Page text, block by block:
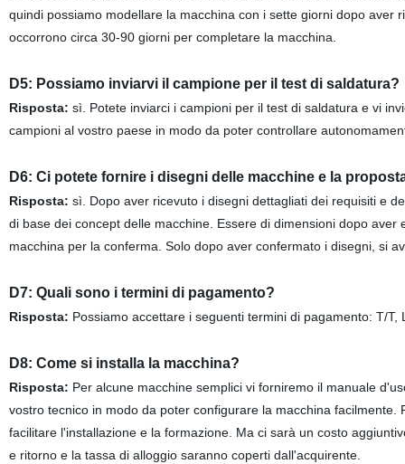
quindi possiamo modellare la macchina con i sette giorni dopo
occorrono circa 30-90 giorni per completare la macchina.
D5: Possiamo inviarvi il campione per il test di saldatura?
Risposta: sì. Potete inviarci i campioni per il test di saldatura e vi
campioni al vostro paese in modo da poter controllare
D6: Ci potete fornire i disegni delle macchine e la
Risposta: sì. Dopo aver ricevuto i disegni dettagliati dei requisiti e
di base dei concept delle macchine. Essere di dimensioni dopo
macchina per la conferma. Solo dopo aver confermato i disegni, si
D7: Quali sono i termini di pagamento?
Risposta: Possiamo accettare i seguenti termini di pagamento: T/T,
D8: Come si installa la macchina?
Risposta: Per alcune macchine semplici vi forniremo il manuale
vostro tecnico in modo da poter configurare la macchina
facilitare l'installazione e la formazione. Ma ci sarà un costo
e ritorno e la tassa di alloggio saranno coperti dall'acquirente.